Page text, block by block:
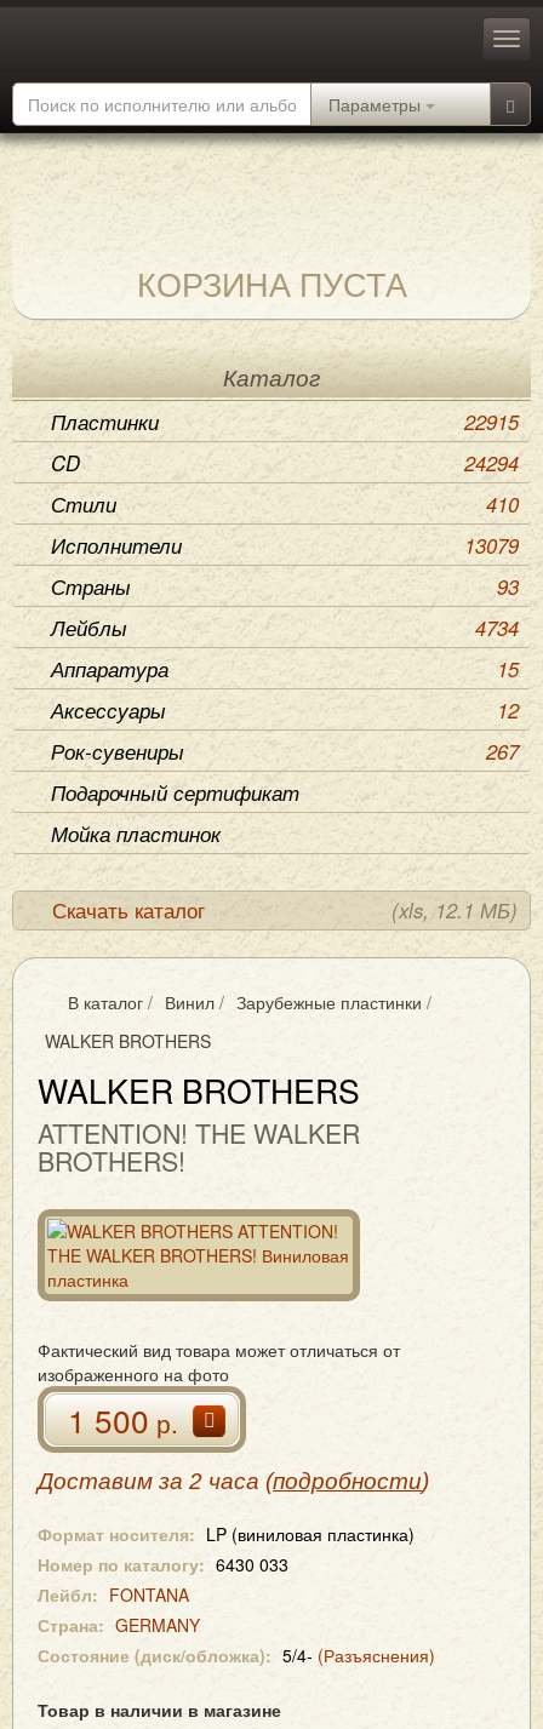
Параметры
КОРЗИНА ПУСТА
Каталог
Пластинки
22915
CD
24294
Стили
410
Исполнители
13079
Страны
93
Лейблы
4734
Аппаратура
15
Аксессуары
12
Рок-сувениры
267
Подарочный сертификат
Мойка пластинок
Скачать каталог (xls, 12.1 МБ)
В каталог / Винил / Зарубежные пластинки /
WALKER BROTHERS
WALKER BROTHERS
ATTENTION! THE WALKER
BROTHERS!
Фактический вид товара может отличаться от
изображенного на фото
1 500р.
Доставим за 2 часа (подробности)
Формат носителя: LP (виниловая пластинка)
Номер по каталогу: 6430 033
Лейбл: FONTANA
Страна: GERMANY
Состояние (диск/обложка): 5/4- (Разъяснения)
Товар в наличии в магазине